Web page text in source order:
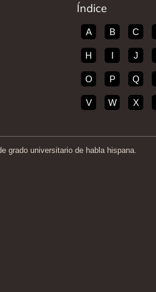
Índice
A B C
H I J
O P Q
V W X
grado universitario de habla hispana.